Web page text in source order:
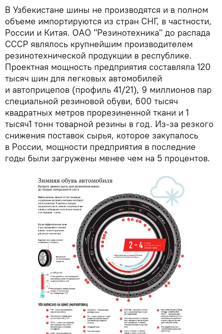
В Узбекистане шины не производятся и в полном
объеме импортируются из стран СНГ, в частности,
России и Китая. ОАО "Резинотехника" до распада
СССР являлось крупнейшим производителем
резинотехнической продукции в республике.
Проектная мощность предприятия составляла 120
тысяч шин для легковых автомобилей
и автоприцепов (профиль 41/21), 9 миллионов пар
специальной резиновой обуви, 600 тысяч
квадратных метров прорезиненной ткани и 1
тысяч1 тонн товарной резины в год. Из-за резкого
снижения поставок сырья, которое закупалось
в России, мощности предприятия в последние
годы были загружены менее чем на 5 процентов.